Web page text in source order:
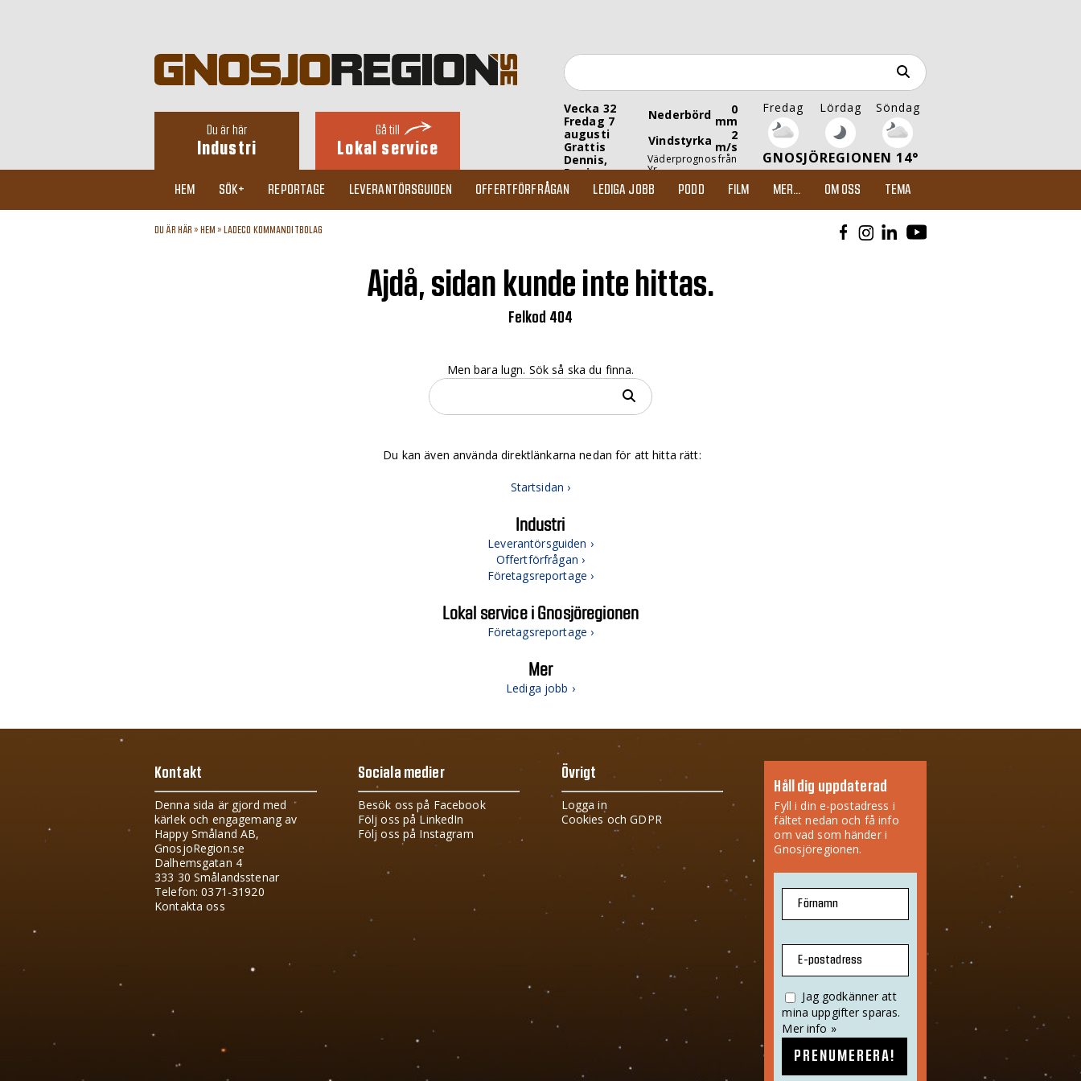
Du är här
Industri
Gå till
Lokal service
Vecka 32
Fredag 7
augusti
Grattis
Dennis,
Denise
Nederbörd 0
mm
Vindstyrka
2
m/s
Väderprognos från
Yr
Fredag Lördag Söndag
GNOSJÖREGIONEN 14°
HEM SÖK+ REPORTAGE LEVERANTÖRSGUIDEN OFFERTFÖRFRÅGAN LEDIGA JOBB PODD FILM MER... OM OSS TEMA
DU ÄR HÄR » HEM » LADECO KOMMANDITBOLAG
Ajdå, sidan kunde inte hittas.
Felkod 404
Men bara lugn. Sök så ska du finna.
Du kan även använda direktlänkarna nedan för att hitta rätt:
Startsidan ›
Industri
Leverantörsguiden ›
Offertförfrågan ›
Företagsreportage ›
Lokal service i Gnosjöregionen
Företagsreportage ›
Mer
Lediga jobb ›
Kontakt
Denna sida är gjord med
kärlek och engagemang av
Happy Småland AB,
GnosjoRegion.se
Dalhemsgatan 4
333 30 Smålandsstenar
Telefon: 0371-31920
Kontakta oss
Sociala medier
Besök oss på Facebook
Följ oss på LinkedIn
Följ oss på Instagram
Övrigt
Logga in
Cookies och GDPR
Håll dig uppdaterad
Fyll i din e-postadress i
fältet nedan och få info
om vad som händer i
Gnosjöregionen.
Förnamn
E-postadress
Jag godkänner att
mina uppgifter sparas.
Mer info »
PRENUMERERA!